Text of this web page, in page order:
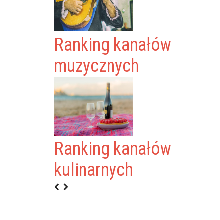
Ranking kanałów
muzycznych
Ranking kanałów
kulinarnych